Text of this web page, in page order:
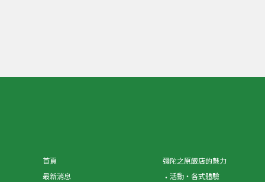
首頁
最新消息
彌陀之原飯店的魅力
活動・各式體驗